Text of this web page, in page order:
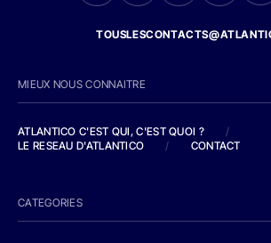
MIEUX NOUS CONNAITRE
ATLANTICO C'EST QUI, C'EST QUOI ?
/
LE RESEAU D'ATLANTICO
/ CONTACT
CATEGORIES